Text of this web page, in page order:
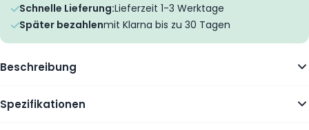
Schnelle Lieferung:Lieferzeit 1-3 Werktage
Später bezahlenmit Klarna bis zu 30 Tagen
Beschreibung
Spezifikationen